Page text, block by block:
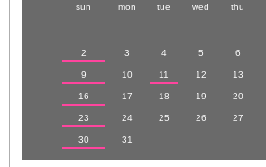
sun mon tue wed thu
2 3 4 5 6
9 10 11 12 13
16 17 18 19 20
23 24 25 26 27
30 31